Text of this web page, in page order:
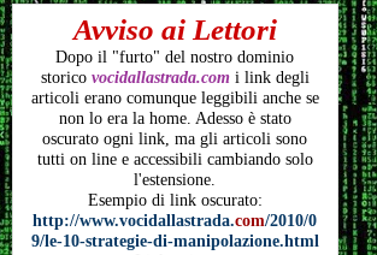
Avviso ai Lettori
Dopo il "furto" del nostro dominio
storico vocidallastrada.comi link degli
articoli erano comunque leggibili anche se
non lo era la home. Adesso è stato
oscurato ogni link, ma gli articoli sono
tutti on line e accessibili cambiando solo
l'estensione.
Esempio di link oscurato:
http://www.vocidallastrada.com/2010/0
9/le-10-strategie-di-manipolazione.html